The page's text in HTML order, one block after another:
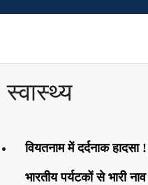
स्वास्थ्य
वियतनाम में दर्दनाक हादसा !
भारतीय पर्यटकों से भारी नाव